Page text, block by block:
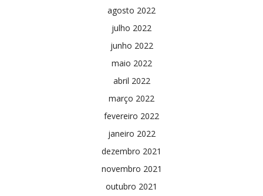
agosto 2022
julho 2022
junho 2022
maio 2022
abril 2022
março 2022
fevereiro 2022
janeiro 2022
dezembro 2021
novembro 2021
outubro 2021